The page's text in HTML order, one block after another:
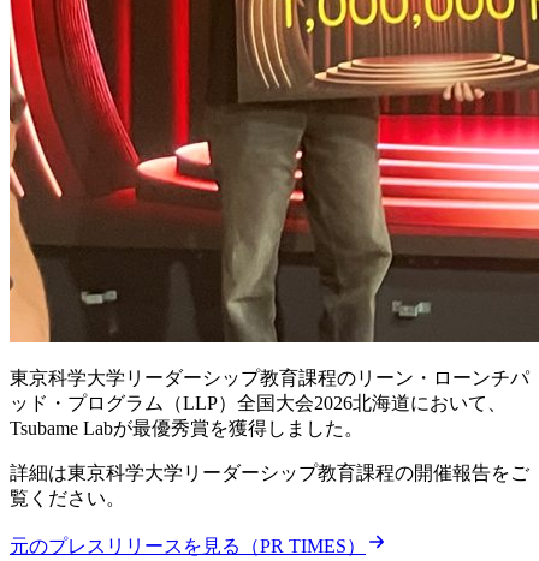
東京科学大学リーダーシップ教育課程のリーン・ローンチパ
ッド・プログラム（LLP）全国大会2026北海道において、
Tsubame Labが最優秀賞を獲得しました。
詳細は東京科学大学リーダーシップ教育課程の開催報告をご
覧ください。
元のプレスリリースを見る（PR TIMES）